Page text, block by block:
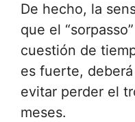
De hecho, la
que el
cuestión de
es fuerte,
evitar perder el
meses.